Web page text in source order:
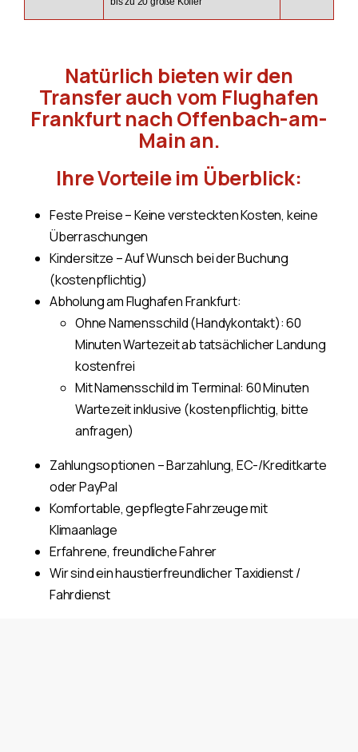
Natürlich bieten wir den
Transfer auch vom Flughafen
Frankfurt nach Offenbach-am-
Main an.
Ihre Vorteile im Überblick:
Feste Preise – Keine versteckten Kosten, keine
Überraschungen
Kindersitze – Auf Wunsch bei der Buchung
(kostenpflichtig)
Abholung am Flughafen Frankfurt:
Ohne Namensschild (Handykontakt): 60
Minuten Wartezeit ab tatsächlicher Landung
kostenfrei
Mit Namensschild im Terminal: 60 Minuten
Wartezeit inklusive (kostenpflichtig, bitte
anfragen)
Zahlungsoptionen – Barzahlung, EC-/Kreditkarte
oder PayPal
Komfortable, gepflegte Fahrzeuge mit
Klimaanlage
Erfahrene, freundliche Fahrer
Wir sind ein haustierfreundlicher Taxidienst /
Fahrdienst